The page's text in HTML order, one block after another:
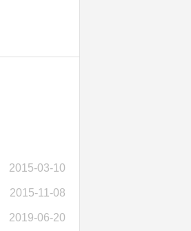
2015-03-10
2015-11-08
2019-06-20